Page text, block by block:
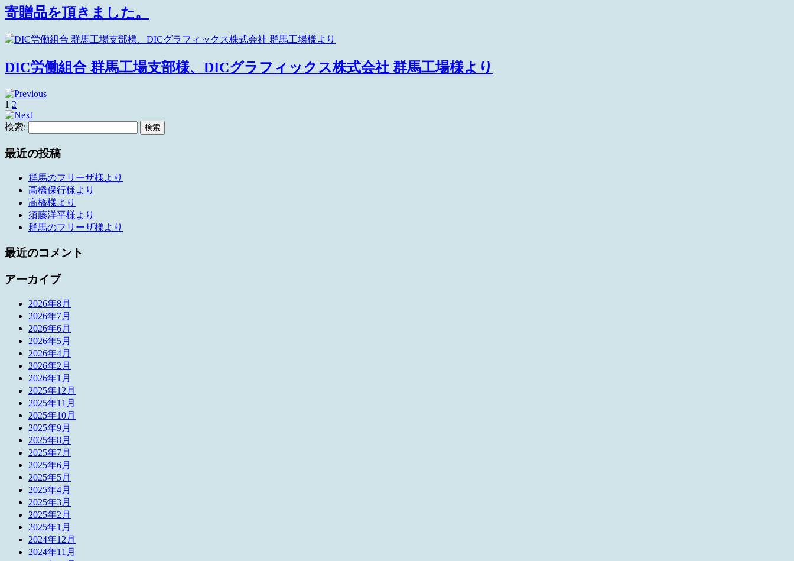
寄贈品を頂きました。
DIC労働組合 群馬工場支部様、DICグラフィックス株式会社 群馬工場様より
1 2
検索:
最近の投稿
群馬のフリーザ様より
高橋保行様より
高橋様より
須藤洋平様より
群馬のフリーザ様より
最近のコメント
アーカイブ
2026年8月
2026年7月
2026年6月
2026年5月
2026年4月
2026年2月
2026年1月
2025年12月
2025年11月
2025年10月
2025年9月
2025年8月
2025年7月
2025年6月
2025年5月
2025年4月
2025年3月
2025年2月
2025年1月
2024年12月
2024年11月